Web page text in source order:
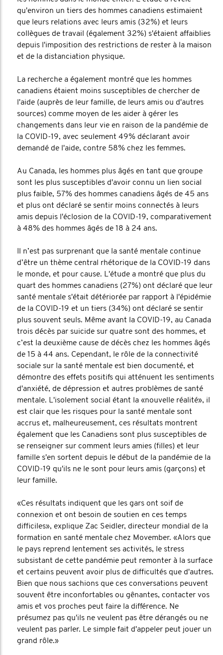
qu'environ un tiers des hommes canadiens estimaient
que leurs relations avec leurs amis (32%) et leurs
collègues de travail (également 32%) s'étaient affaiblies
depuis l'imposition des restrictions de rester à la maison
et de la distanciation physique.
La recherche a également montré que les hommes
canadiens étaient moins susceptibles de chercher de
l'aide (auprès de leur famille, de leurs amis ou d'autres
sources) comme moyen de les aider à gérer les
changements dans leur vie en raison de la pandémie de
la COVID-19, avec seulement 49% déclarant avoir
demandé de l'aide, contre 58% chez les femmes.
Au Canada, les hommes plus âgés en tant que groupe
sont les plus susceptibles d'avoir connu un lien social
plus faible, 57% des hommes canadiens âgés de 45 ans
et plus ont déclaré se sentir moins connectés à leurs
amis depuis l'éclosion de la COVID-19, comparativement
à 48% des hommes âgés de 18 à 24 ans.
Il n’est pas surprenant que la santé mentale continue
d’être un thème central rhétorique de la COVID-19 dans
le monde, et pour cause. L'étude a montré que plus du
quart des hommes canadiens (27%) ont déclaré que leur
santé mentale s'était détériorée par rapport à l'épidémie
de la COVID-19 et un tiers (34%) ont déclaré se sentir
plus souvent seuls. Même avant la COVID-19, au Canada
trois décès par suicide sur quatre sont des hommes, et
c’est la deuxième cause de décès chez les hommes âgés
de 15 à 44 ans. Cependant, le rôle de la connectivité
sociale sur la santé mentale est bien documenté, et
démontre des effets positifs qui atténuent les sentiments
d'anxiété, de dépression et autres problèmes de santé
mentale. L'isolement social étant la «nouvelle réalité», il
est clair que les risques pour la santé mentale sont
accrus et, malheureusement, ces résultats montrent
également que les Canadiens sont plus susceptibles de
se renseigner sur comment leurs amies (filles) et leur
famille s'en sortent depuis le début de la pandémie de la
COVID-19 qu'ils ne le sont pour leurs amis (garçons) et
leur famille.
«Ces résultats indiquent que les gars ont soif de
connexion et ont besoin de soutien en ces temps
difficiles», explique Zac Seidler, directeur mondial de la
formation en santé mentale chez Movember. «Alors que
le pays reprend lentement ses activités, le stress
subsistant de cette pandémie peut remonter à la surface
et certains peuvent avoir plus de difficultés que d'autres.
Bien que nous sachions que ces conversations peuvent
souvent être inconfortables ou gênantes, contacter vos
amis et vos proches peut faire la différence. Ne
présumez pas qu'ils ne veulent pas être dérangés ou ne
veulent pas parler. Le simple fait d'appeler peut jouer un
grand rôle.»